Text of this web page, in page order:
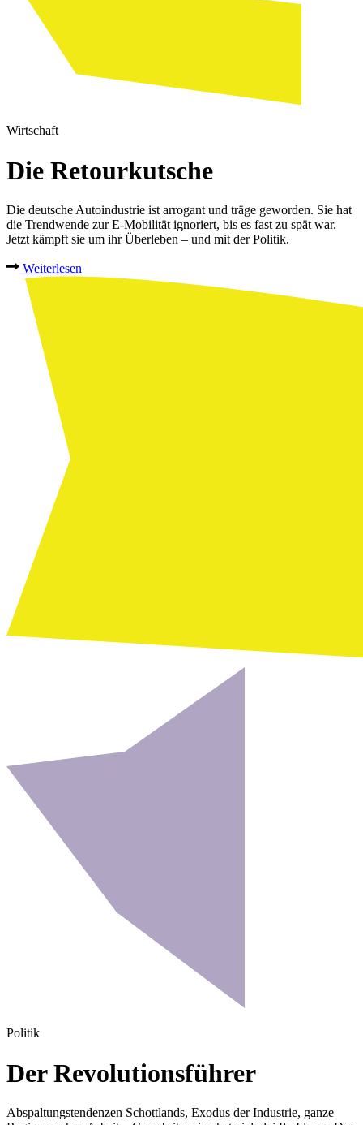
Wirtschaft
Die Retourkutsche
Die deutsche Autoindustrie ist arrogant und träge geworden. Sie hat
die Trendwende zur E-Mobilität ignoriert, bis es fast zu spät war.
Jetzt kämpft sie um ihr Überleben – und mit der Politik.
Weiterlesen
Politik
Der Revolutionsführer
Abspaltungstendenzen Schottlands, Exodus der Industrie, ganze